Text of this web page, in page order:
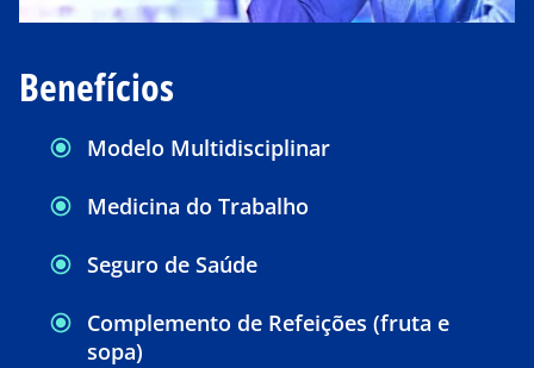
Benefícios
Modelo Multidisciplinar
Medicina do Trabalho
Seguro de Saúde
Complemento de Refeições (fruta e
sopa)